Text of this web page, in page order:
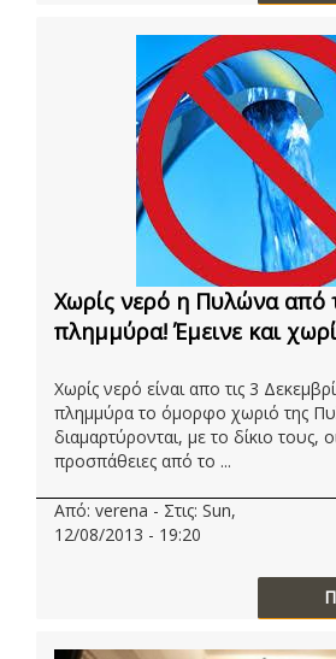
Χωρίς νερό η Πυλώνα από
πλημμύρα! Έμεινε και
Χωρίς νερό είναι απο τις 3
πλημμύρα το όμορφο χωριό της
διαμαρτύρονται, με το δίκιο τους,
προσπάθειες από το ...
Από: verena - Στις: Sun,
12/08/2013 - 19:20